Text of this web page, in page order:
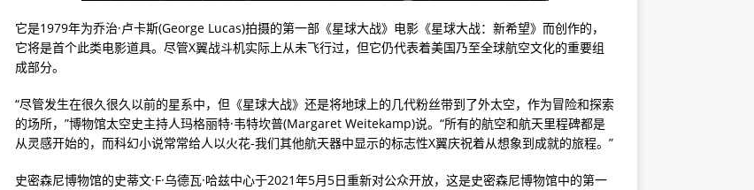
占比超过90%
结束
环节工作
元 成外贸亮点
它是1979年为乔治·卢卡斯(George Lucas)拍摄的第一部《星球大战》电影《星球大战：新希望》而创作的，
它将是首个此类电影道具。尽管X翼战斗机实际上从未飞行过，但它仍代表着美国乃至全球航空文化的重要组
成部分。
“尽管发生在很久很久以前的星系中，但《星球大战》还是将地球上的几代粉丝带到了外太空，作为冒险和探索
的场所，”博物馆太空史主持人玛格丽特·韦特坎普(Margaret Weitekamp)说。“所有的航空和航天里程碑都是
从灵感开始的，而科幻小说常常给人以火花-我们其他航天器中显示的标志性X翼庆祝着从想象到成就的旅程。”
史密森尼博物馆的史蒂文·F·乌德瓦·哈兹中心于2021年5月5日重新对公众开放，这是史密森尼博物馆中的第一